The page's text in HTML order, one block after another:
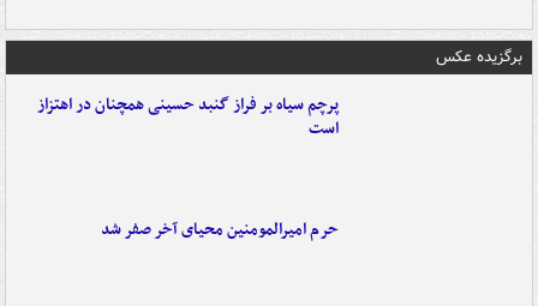
برگزیده عکس
پرچم سیاه بر فراز گنبد حسینی همچنان در اهتزاز
است
حرم امیرالمومنین محیای آخر صفر شد